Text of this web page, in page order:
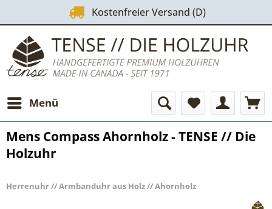
Kostenfreier Versand (D)
Menü
Mens Compass Ahornholz - TENSE // Die
Holzuhr
Herrenuhr // Armbanduhr aus Holz // Ahornholz